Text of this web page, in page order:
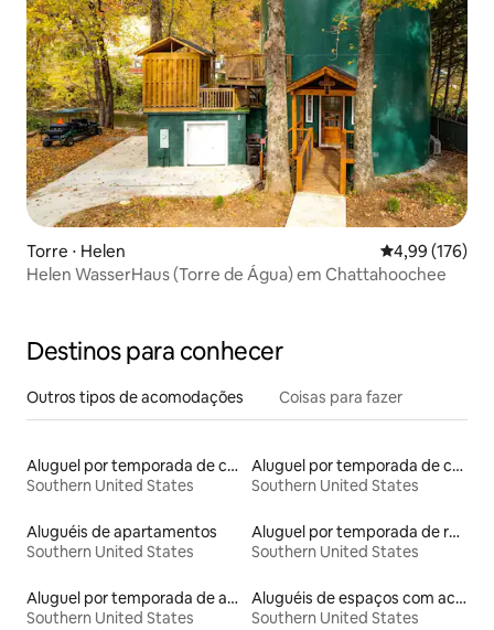
Torre ⋅ Helen 4,99 de uma
4,99 (176)
Helen WasserHaus (Torre de Água) em Chattahoochee
Destinos para conhecer
Outros tipos de acomodações Coisas para fazer
Aluguel por temporada de casas de veraneio
Southern United States
Aluguel por temporada de casas na árvore
Southern United States
Aluguéis de apartamentos
Southern United States
Aluguel por temporada de ranchos
Southern United States
Aluguel por temporada de apart-hotéis
Southern United States
Aluguéis de espaços com acesso direto a pistas de esqui
Southern United States